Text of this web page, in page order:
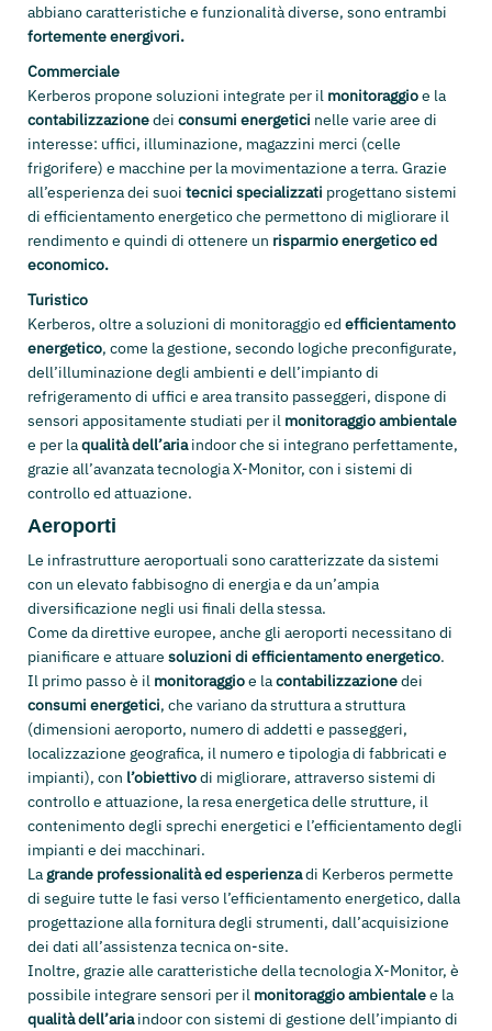
abbiano caratteristiche e funzionalità diverse, sono entrambi
fortemente energivori.
Commerciale
Kerberos propone soluzioni integrate per il monitoraggioe la
contabilizzazionedei consumi energetici nelle varie aree di
interesse: uffici, illuminazione, magazzini merci (celle
frigorifere) e macchine per la movimentazione a terra. Grazie
all’esperienza dei suoi tecnici specializzati progettano sistemi
di efficientamento energetico che permettono di migliorare il
rendimento e quindi di ottenere un risparmio energetico ed
economico.
Turistico
Kerberos, oltre a soluzioni di monitoraggio ed efficientamento
energetico, come la gestione, secondo logiche preconfigurate,
dell’illuminazione degli ambienti e dell’impianto di
refrigeramento di uffici e area transito passeggeri, dispone di
sensori appositamente studiati per il monitoraggio ambientale
e per laqualità dell’ariaindoor che si integrano perfettamente,
grazie all’avanzata tecnologia X-Monitor, con i sistemi di
controllo ed attuazione.
Aeroporti
Le infrastrutture aeroportuali sono caratterizzate da sistemi
con un elevato fabbisogno di energia e da un’ampia
diversificazione negli usi finali della stessa.
Come da direttive europee, anche gli aeroporti necessitano di
pianificare e attuare soluzioni di efficientamento energetico.
Il primo passo è il monitoraggioe lacontabilizzazionedei
consumi energetici, che variano da struttura a struttura
(dimensioni aeroporto, numero di addetti e passeggeri,
localizzazione geografica, il numero e tipologia di fabbricati e
impianti), con l’obiettivodi migliorare, attraverso sistemi di
controllo e attuazione, la resa energetica delle strutture, il
contenimento degli sprechi energetici e l’efficientamento degli
impianti e dei macchinari.
La grande professionalità ed esperienzadi Kerberos permette
di seguire tutte le fasi verso l’efficientamento energetico, dalla
progettazione alla fornitura degli strumenti, dall’acquisizione
dei dati all’assistenza tecnica on-site.
Inoltre, grazie alle caratteristiche della tecnologia X-Monitor, è
possibile integrare sensori per il monitoraggio ambientalee la
qualità dell’ariaindoor con sistemi di gestione dell’impianto di